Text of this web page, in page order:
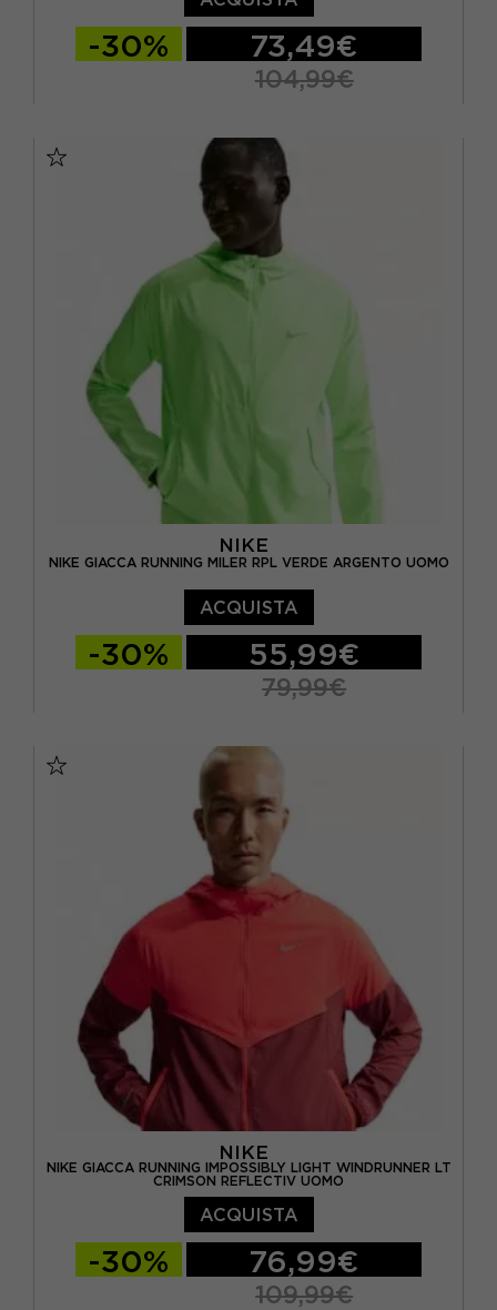
-30% 73,49€
104,99€
NIKE
NIKE GIACCA RUNNING MILER RPL VERDE ARGENTO UOMO
ACQUISTA
-30% 55,99€
79,99€
NIKE
NIKE GIACCA RUNNING IMPOSSIBLY LIGHT WINDRUNNER LT
CRIMSON REFLECTIV UOMO
ACQUISTA
-30% 76,99€
109,99€